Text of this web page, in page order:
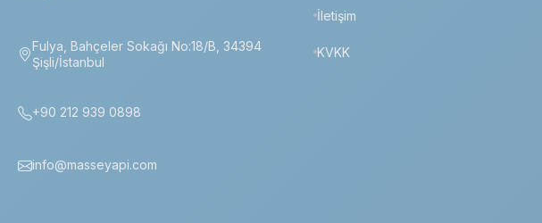
Fulya, Bahçeler Sokağı No:18/B, 34394
Şişli/İstanbul
+90 212 939 0898
info@masseyapi.com
İletişim
KVKK